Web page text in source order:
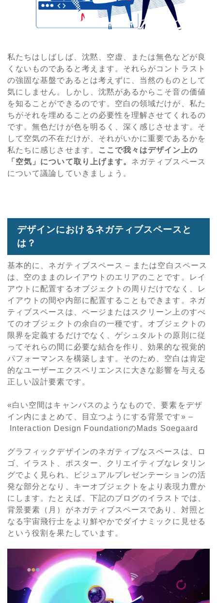
私たちはしばしば、沈黙、空虚、または無色などが良
くないものであると考えます。それらがコントラスト
の強固な基盤であるとは考えずに、当然のものとして
気にしません。しかし、沈黙があるからこそ音の価値
を知ることができるのです。空白の領域だけが、私た
ちがそれを埋めることの必要性を理解させてくれるの
です。無色だけが色を明るく、深く感じさせます。そ
して空気の不在だけが、それがいかに重要であるかを
私たちに感じさせます。
ここで我々はデザイン上の
「空気」について取り上げます。 ネガティブスペース
について議論していきましょう。
デザインにおけるネガティブスペースと
は？
基本的に、ネガティブスペース – または空白スペース
は、空のままのレイアウトのエリアのことです。レイ
アウトに配置するオブジェクトの周りだけでなく、レ
イアウトの間や内部に配置することもできます。ネガ
ティブスペースは、ページまたはスクリーン上のすべ
てのオブジェクトの余白の一種です。オブジェクトの
限界を定義するだけでなく、ゲシュタルトの原則に従
ってそれらの間に必要な結合を作り、効果的な視覚的
パフォーマンスを構築します。そのため、空白は肯定
的なユーザーエクスペリエンスに大きな影響を与える
正しい設計要素です。
«白い空間はキャンバスのようなもので、要素をデザ
イン内にまとめて、目立つようにする背景です» –
Interaction Design FoundationのMads Soegaard
グラフィックデザインのネガティブなスペースは、ロ
ゴ、イラスト、ポスター、クリエイティブなレタリン
グでよく見られ、ビジュアルプレゼンテーションの活
発な部分となり、キーオブジェクトをより表現力豊か
にします。たとえば、下記のブログのイラストでは、
背景要素（月）がネガティブスペースであり、対照と
なる宇宙飛行士をより鮮やかでダイナミックに見せる
という役割を果たしています。